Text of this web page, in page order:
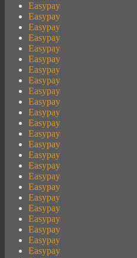
Easypay
Easypay
Easypay
Easypay
Easypay
Easypay
Easypay
Easypay
Easypay
Easypay
Easypay
Easypay
Easypay
Easypay
Easypay
Easypay
Easypay
Easypay
Easypay
Easypay
Easypay
Easypay
Easypay
Easypay